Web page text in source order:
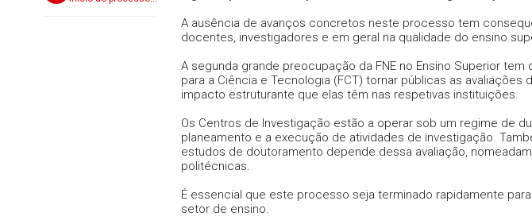
A ausência de avanços concretos neste processo tem
docentes, investigadores e em geral na qualidade do ensino
A segunda grande preocupação da FNE no Ensino Superior
para a Ciência e Tecnologia (FCT) tornar públicas as avaliações
impacto estruturante que elas têm nas respetivas instituições.
Os Centros de Investigação estão a operar sob um regime de
planeamento e a execução de atividades de investigação.
estudos de doutoramento depende dessa avaliação,
politécnicas.
É essencial que este processo seja terminado rapidamente
setor de ensino.